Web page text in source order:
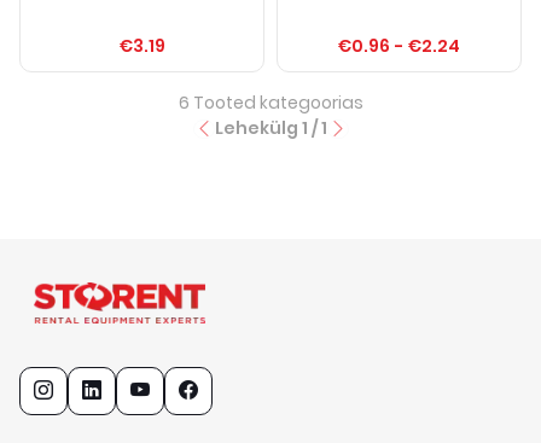
€3.19 €0.96 - €2.24
6 Tooted kategoorias
Lehekülg 1 /1